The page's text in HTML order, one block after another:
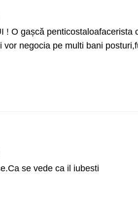
! O gașcă
vor negocia pe multi bani
se vede ca il iubesti